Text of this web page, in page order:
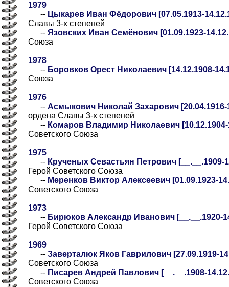
1979
-- Цыкарев Иван Фёдорович [07.05.1913-
Славы 3-х степеней
-- Язовских Иван Семёнович [01.09.1923-
Союза
1978
-- Боровков Орест Николаевич [14.12.1908-
Союза
1976
-- Асмыкович Николай Захарович [20.04.1916-
ордена Славы 3-х степеней
-- Комаров Владимир Николаевич [10.12.1904-
Советского Союза
1975
-- Крученых Севастьян Петрович [__.__.1909-
Герой Советского Союза
-- Меренков Виктор Алексеевич [01.09.1923-
Советского Союза
1973
-- Бирюков Александр Иванович [__.__.1920-
Герой Советского Союза
1969
-- Заверталюк Яков Гаврилович [27.09.1919-
Советского Союза
-- Писарев Андрей Павлович [__.__.1908-
Советского Союза